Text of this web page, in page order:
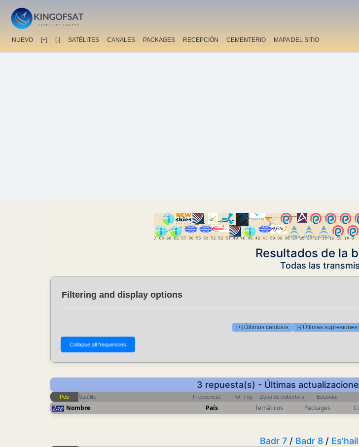
NUEVO [+] [-] SATÉLITES CANALES PACKAGES RECEPCIÓN CEMENTERIO MAPA DEL SITIO
Resultados de la
Todas las
Filtering and display options
[+] Últimos cambios [-] Últimas supresiones
3 repuesta(s) - Últimas
Pos Satélite Frecuencia Pol Txp Zona de cobertura Estandar
Nombre País Temáticos Packages
Badr 7/ Badr 8/